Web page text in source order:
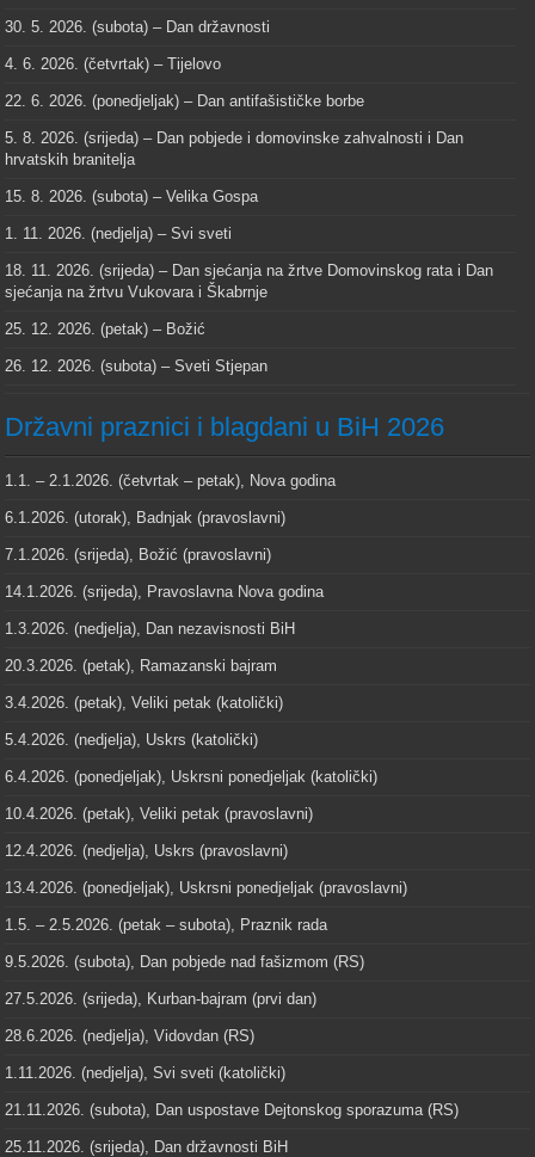
30. 5. 2026. (subota) – Dan državnosti
4. 6. 2026. (četvrtak) – Tijelovo
22. 6. 2026. (ponedjeljak) – Dan antifašističke borbe
5. 8. 2026. (srijeda) – Dan pobjede i domovinske zahvalnosti i Dan
hrvatskih branitelja
15. 8. 2026. (subota) – Velika Gospa
1. 11. 2026. (nedjelja) – Svi sveti
18. 11. 2026. (srijeda) – Dan sjećanja na žrtve Domovinskog rata i Dan
sjećanja na žrtvu Vukovara i Škabrnje
25. 12. 2026. (petak) – Božić
26. 12. 2026. (subota) – Sveti Stjepan
Državni praznici i blagdani u BiH 2026
1.1. – 2.1.2026. (četvrtak – petak), Nova godina
6.1.2026. (utorak), Badnjak (pravoslavni)
7.1.2026. (srijeda), Božić (pravoslavni)
14.1.2026. (srijeda), Pravoslavna Nova godina
1.3.2026. (nedjelja), Dan nezavisnosti BiH
20.3.2026. (petak), Ramazanski bajram
3.4.2026. (petak), Veliki petak (katolički)
5.4.2026. (nedjelja), Uskrs (katolički)
6.4.2026. (ponedjeljak), Uskrsni ponedjeljak (katolički)
10.4.2026. (petak), Veliki petak (pravoslavni)
12.4.2026. (nedjelja), Uskrs (pravoslavni)
13.4.2026. (ponedjeljak), Uskrsni ponedjeljak (pravoslavni)
1.5. – 2.5.2026. (petak – subota), Praznik rada
9.5.2026. (subota), Dan pobjede nad fašizmom (RS)
27.5.2026. (srijeda), Kurban-bajram (prvi dan)
28.6.2026. (nedjelja), Vidovdan (RS)
1.11.2026. (nedjelja), Svi sveti (katolički)
21.11.2026. (subota), Dan uspostave Dejtonskog sporazuma (RS)
25.11.2026. (srijeda), Dan državnosti BiH